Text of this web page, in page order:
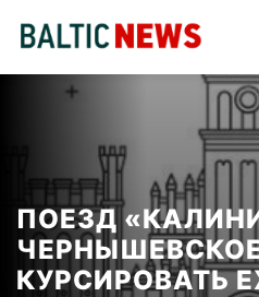
ПОЕЗД
КУРСИРОВАТЬ